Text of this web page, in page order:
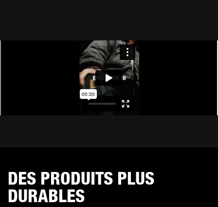
DES PRODUITS PLUS
DURABLES